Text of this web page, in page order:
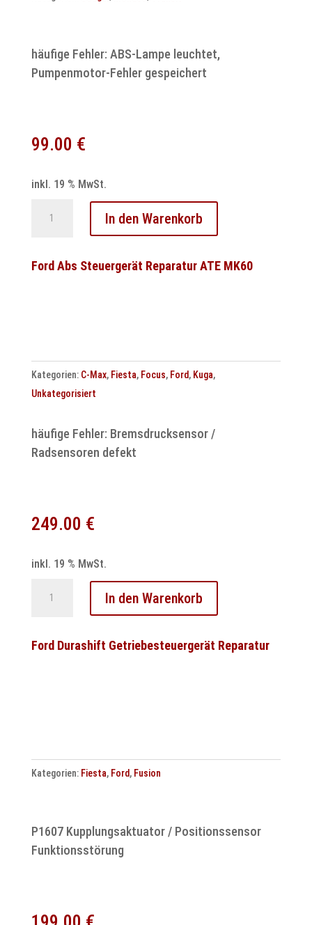
häufige Fehler: ABS-Lampe leuchtet,
Pumpenmotor-Fehler gespeichert
99.00 €
inkl. 19 % MwSt.
Reparatur
In den Warenkorb
Ford Abs Steuergerät Reparatur ATE MK60
Kategorien: C-Max, Fiesta, Focus, Ford, Kuga,
Unkategorisiert
häufige Fehler: Bremsdrucksensor /
Radsensoren defekt
249.00 €
inkl. 19 % MwSt.
Reparatur
In den Warenkorb
Ford Durashift Getriebesteuergerät Reparatur
Kategorien: Fiesta, Ford, Fusion
P1607 Kupplungsaktuator / Positionssensor
Funktionsstörung